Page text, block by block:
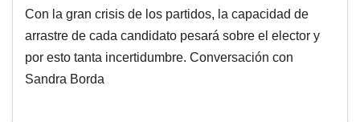
Con la gran crisis de los partidos, la capacidad de
arrastre de cada candidato pesará sobre el elector y
por esto tanta incertidumbre. Conversación con
Sandra Borda